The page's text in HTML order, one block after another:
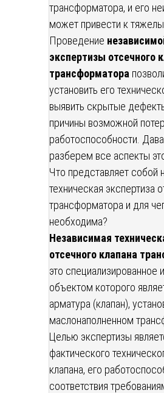
трансформатора, и его
может привести к
Проведение
экспертизы отсечного
трансформатора
установить его
выявить скрытые
причины возможной
работоспособности.
разберем все аспекты
Что представляет собой
техническая экспертиза
трансформатора и для
необходима?
Независимая
отсечного клапана
это специализированное
объектом которого
арматура (клапан),
маслонаполненном
Целью экспертизы
фактического
клапана, его
соответствия